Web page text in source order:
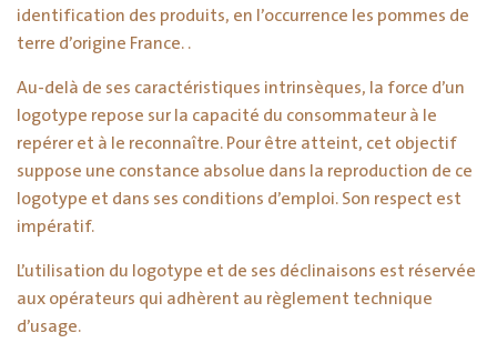
identification des produits, en l’occurrence les pommes de
terre d’origine France. .
Au-delà de ses caractéristiques intrinsèques, la force d’un
logotype repose sur la capacité du consommateur à le
repérer et à le reconnaître. Pour être atteint, cet objectif
suppose une constance absolue dans la reproduction de ce
logotype et dans ses conditions d’emploi. Son respect est
impératif.
L’utilisation du logotype et de ses déclinaisons est réservée
aux opérateurs qui adhèrent au règlement technique
d’usage.